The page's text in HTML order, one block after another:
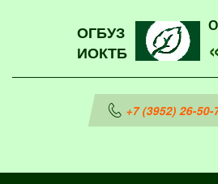
ОГБУЗ
ИОКТБ
+7 (3952) 26-50-